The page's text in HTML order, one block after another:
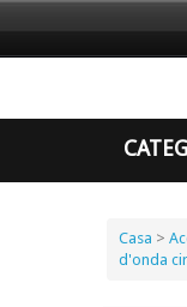
Casa >
d'onda